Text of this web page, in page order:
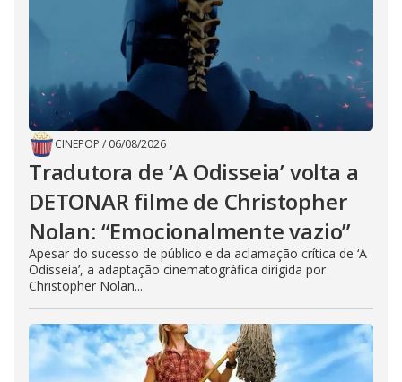
CINEPOP / 06/08/2026
Tradutora de ‘A Odisseia’ volta a
DETONAR filme de Christopher
Nolan: “Emocionalmente vazio”
Apesar do sucesso de público e da aclamação crítica de ‘A
Odisseia’, a adaptação cinematográfica dirigida por
Christopher Nolan...